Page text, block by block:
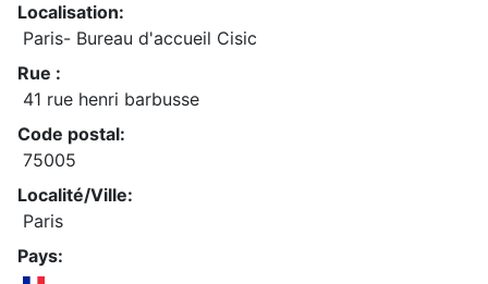
Localisation:
Paris- Bureau d'accueil Cisic
Rue :
41 rue henri barbusse
Code postal:
75005
Localité/Ville:
Paris
Pays: